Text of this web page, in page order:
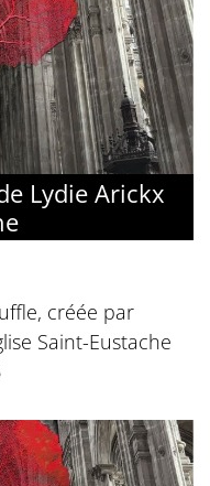
Lydie Arickx
créée par
Saint-Eustache